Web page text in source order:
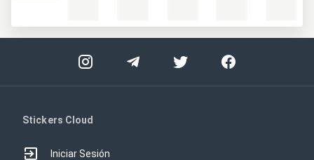
Stickers Cloud
Iniciar Sesión